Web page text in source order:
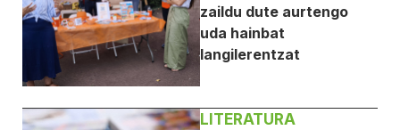
zaildu dute aurtengo
uda hainbat
langilerentzat
LITERATURA